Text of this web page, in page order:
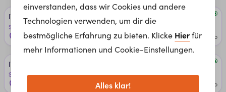
IT-­Sup­por­t En­gi­nee­r (m/w/d)
SPAR Österreichische Warenhandels-AG
Salzburg, Österreich 1 month ago
IT-­Sup­por­t ­SPAR ­Fi­lia­len­ (m/w/d)
SPAR Österreichische Warenhandels-AG
1 month ago
einverstanden, dass wir Cookies und andere
Technologien verwenden, um dir die
bestmögliche Erfahrung zu bieten. Klicke Hierfür
mehr Informationen und Cookie-Einstellungen.
Alles klar!